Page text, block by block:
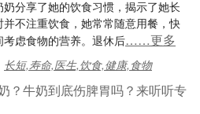
分享了她的饮食习惯，揭示了她长
不注重饮食，她常常随意用餐，快
虑食物的营养。退休后……更多
长短,寿命,医生,饮食,健康,食物